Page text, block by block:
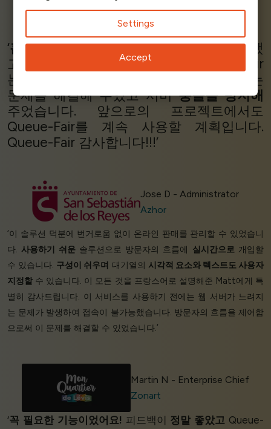
Sam Hiscocks
Creative Director
‘훌륭해요!!!Queue-Fair는 매우 잘 작동했
고 지원도 매우 훌륭했습니다. Queue-Fair
는 많은 사람들이 프로젝트에 액세스하는
문제를 해결해 주었고 서버충돌을 방지해
주었습니다. 앞으로의 프로젝트에서도
Queue-Fair를 계속 사용할 계획입니다.
Queue-Fair 감사합니다!!!’
Jose D - Administrator
Azhor
‘이 솔루션 덕분에 번거로움 없이 온라인 판매를 관리할 수 있었습니
다.사용하기 쉬운솔루션으로 방문자의 흐름에 실시간으로개입할
수 있습니다. 구성이 쉬우며 대기열의 시각적 요소와 텍스트도 사용자
지정할 수 있습니다. 이 모든 것을 프랑스어로 설명해준 Matt에게 특
별히 감사드립니다. 이 서비스를 사용하기 전에는 웹 서버가 느려지
는 문제가 발생하여 접속이 불가능했습니다. 방문자의 흐름을 제어함
으로써 이 문제를 해결할 수 있었습니다.’
Martin N - Enterprise Chief
Zonart
‘꼭 필요한 기능이었어요! 피드백이 정말 좋았고 Queue-
Settings
Accept